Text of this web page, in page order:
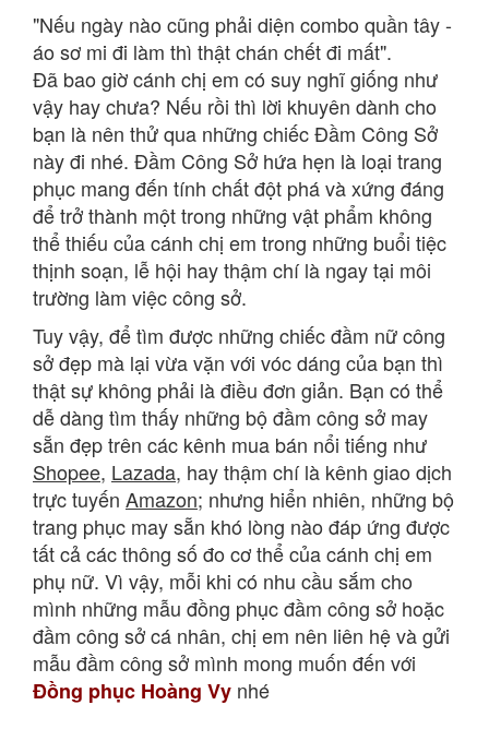
"Nếu ngày nào cũng phải diện combo quần tây -
áo sơ mi đi làm thì thật chán chết đi mất".
Đã bao giờ cánh chị em có suy nghĩ giống như
vậy hay chưa? Nếu rồi thì lời khuyên dành cho
bạn là nên thử qua những chiếc Đầm Công Sở
này đi nhé. Đầm Công Sở hứa hẹn là loại trang
phục mang đến tính chất đột phá và xứng đáng
để trở thành một trong những vật phẩm không
thể thiếu của cánh chị em trong những buổi tiệc
thịnh soạn, lễ hội hay thậm chí là ngay tại môi
trường làm việc công sở.
Tuy vậy, để tìm được những chiếc đầm nữ công
sở đẹp mà lại vừa vặn với vóc dáng của bạn thì
thật sự không phải là điều đơn giản. Bạn có thể
dễ dàng tìm thấy những bộ đầm công sở may
sẵn đẹp trên các kênh mua bán nổi tiếng như
Shopee, Lazada, hay thậm chí là kênh giao dịch
trực tuyến Amazon; nhưng hiển nhiên, những bộ
trang phục may sẵn khó lòng nào đáp ứng được
tất cả các thông số đo cơ thể của cánh chị em
phụ nữ. Vì vậy, mỗi khi có nhu cầu sắm cho
mình những mẫu đồng phục đầm công sở hoặc
đầm công sở cá nhân, chị em nên liên hệ và gửi
mẫu đầm công sở mình mong muốn đến với
Đồng phục Hoàng Vy nhé